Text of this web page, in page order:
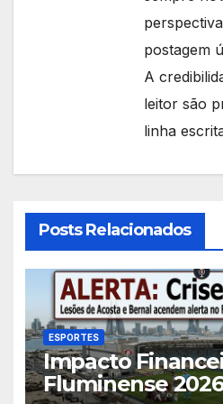
postagem
A
leitor são
linha
Posts Relacionados
ESPORTES
Impacto
Fluminense